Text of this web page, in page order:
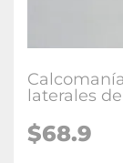
laterales
$68.9